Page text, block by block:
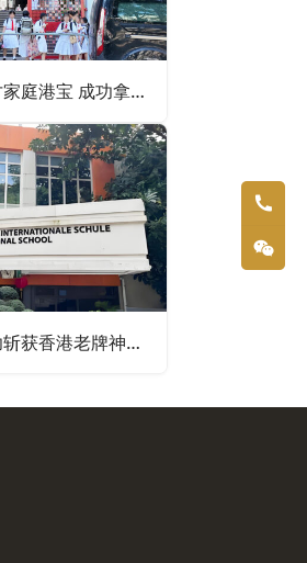
恭喜杭州高才家庭港宝 成功拿到嘉诺撒圣心学校录取！
内地港宝成功斩获香港老牌神校德瑞国际Offer！